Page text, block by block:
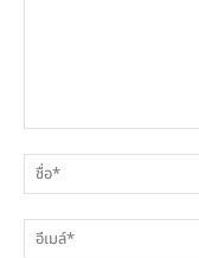
คิด
เห็น